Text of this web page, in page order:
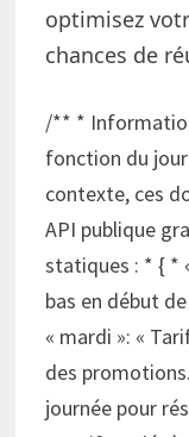
optimisez
chances de
/** *
fonction du
contexte, ces
API publique
statiques : * { *
bas en début
« mardi »: «
des
journée pour